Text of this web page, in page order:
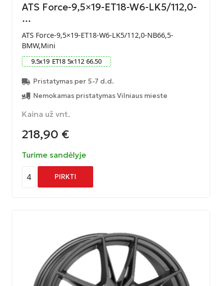
ATS Force-9,5×19-ET18-W6-LK5/112,0-
…
ATS Force-9,5×19-ET18-W6-LK5/112,0-NB66,5-
BMW,Mini
9.5x19 ET18 5x112 66.50
Pristatymas per 5-7 d.d.
Nemokamas pristatymas Vilniaus mieste
Kaina už vnt.
218,90 €
Turime sandėlyje
4 PIRKTI